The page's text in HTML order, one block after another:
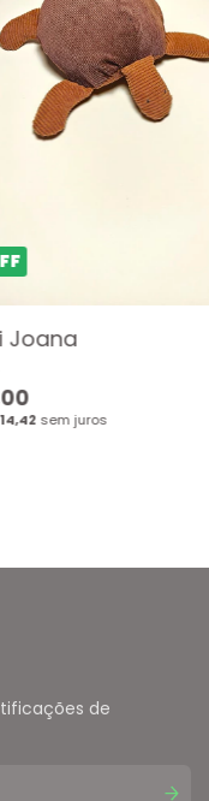
Joana
sem juros
de